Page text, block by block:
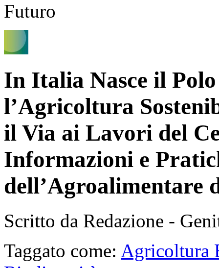
Futuro
In Italia Nasce il
l’Agricoltura
il Via ai Lavori del
Informazioni e
dell’Agroalimentare
Scritto da Redazione -
Taggato come: Agricoltura